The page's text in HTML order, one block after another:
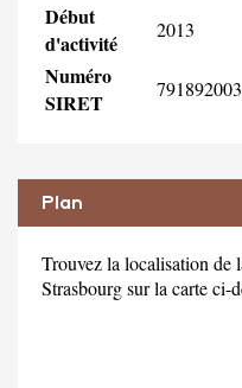
Début
d'activité
2013
Numéro
SIRET
791892003
Plan
Trouvez la localisation de
Strasbourg sur la carte ci-